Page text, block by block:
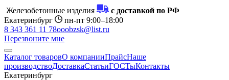
Железобетонные изделия
с доставкой по РФ
Екатеринбург
пн-пт 9:00–18:00
8 343 361 11 78ooobzsk@list.ru
Перезвоните мне
Каталог товаровО компанииПрайсНаше
производствоДоставкаСтатьиГОСТыКонтакты
Екатеринбург